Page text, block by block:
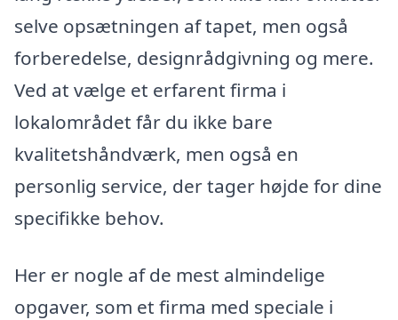
selve opsætningen af tapet, men også
forberedelse, designrådgivning og mere.
Ved at vælge et erfarent firma i
lokalområdet får du ikke bare
kvalitetshåndværk, men også en
personlig service, der tager højde for dine
specifikke behov.
Her er nogle af de mest almindelige
opgaver, som et firma med speciale i